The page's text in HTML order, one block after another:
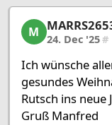
MARRS2653,
M 24. Dec '25#
Ich wünsche
gesundes
Rutsch ins neue
Gruß Manfred